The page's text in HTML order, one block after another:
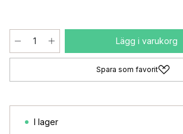
Lägg i varukorg
Spara som favorit
I lager